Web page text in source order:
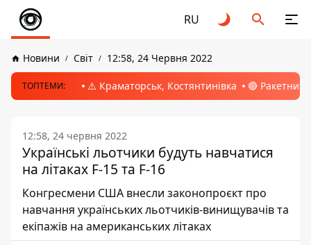
RU
Новини Світ 12:58, 24 Червня 2022
ТОПТЕМИ: ⚠️ Краматорськ, Костянтинівка 🔴 Ракетний
12:58, 24 червня 2022
Українські льотчики будуть навчатися
на літаках F-15 та F-16
Конгресмени США внесли законопроєкт про
навчання українських льотчиків-винищувачів та
екіпажів на американських літаках